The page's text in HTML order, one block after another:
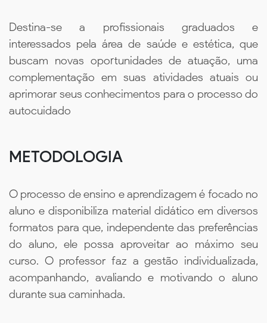
Destina-se a profissionais graduados e
interessados pela área de saúde e estética, que
buscam novas oportunidades de atuação, uma
complementação em suas atividades atuais ou
aprimorar seus conhecimentos para o processo do
autocuidado
METODOLOGIA
O processo de ensino e aprendizagem é focado no
aluno e disponibiliza material didático em diversos
formatos para que, independente das preferências
do aluno, ele possa aproveitar ao máximo seu
curso. O professor faz a gestão individualizada,
acompanhando, avaliando e motivando o aluno
durante sua caminhada.